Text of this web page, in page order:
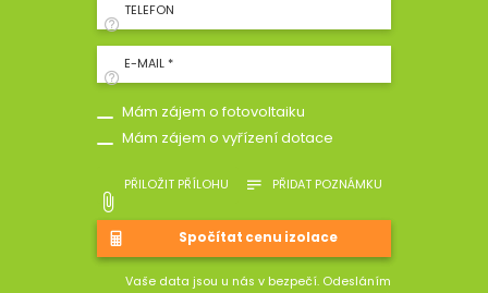
TELEFON
E-MAIL *
Mám zájem o fotovoltaiku
Mám zájem o vyřízení dotace
PŘILOŽIT PŘÍLOHU PŘIDAT POZNÁMKU
Vaše data jsou u nás v bezpečí. Odesláním